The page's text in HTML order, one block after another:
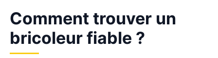
Comment trouver un
bricoleur fiable ?